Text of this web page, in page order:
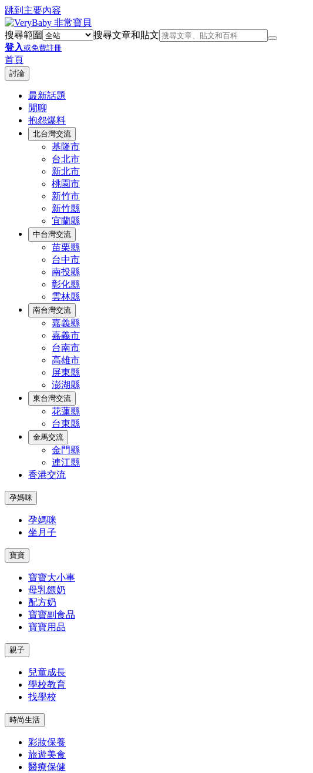
跳到主要內容
搜尋範圍
搜尋文章和貼文
登入或免費註冊
首頁
討論
最新話題
閒聊
抱怨爆料
北台灣交流
基隆市
台北市
新北市
桃園市
新竹市
新竹縣
宜蘭縣
中台灣交流
苗栗縣
台中市
南投縣
彰化縣
雲林縣
南台灣交流
嘉義縣
嘉義市
台南市
高雄市
屏東縣
澎湖縣
東台灣交流
花蓮縣
台東縣
金馬交流
金門縣
連江縣
香港交流
孕媽咪
孕媽咪
坐月子
寶寶
寶寶大小事
母乳餵奶
配方奶
寶寶副食品
寶寶用品
親子
兒童成長
學校教育
找學校
時尚生活
彩妝保養
旅遊美食
醫療保健